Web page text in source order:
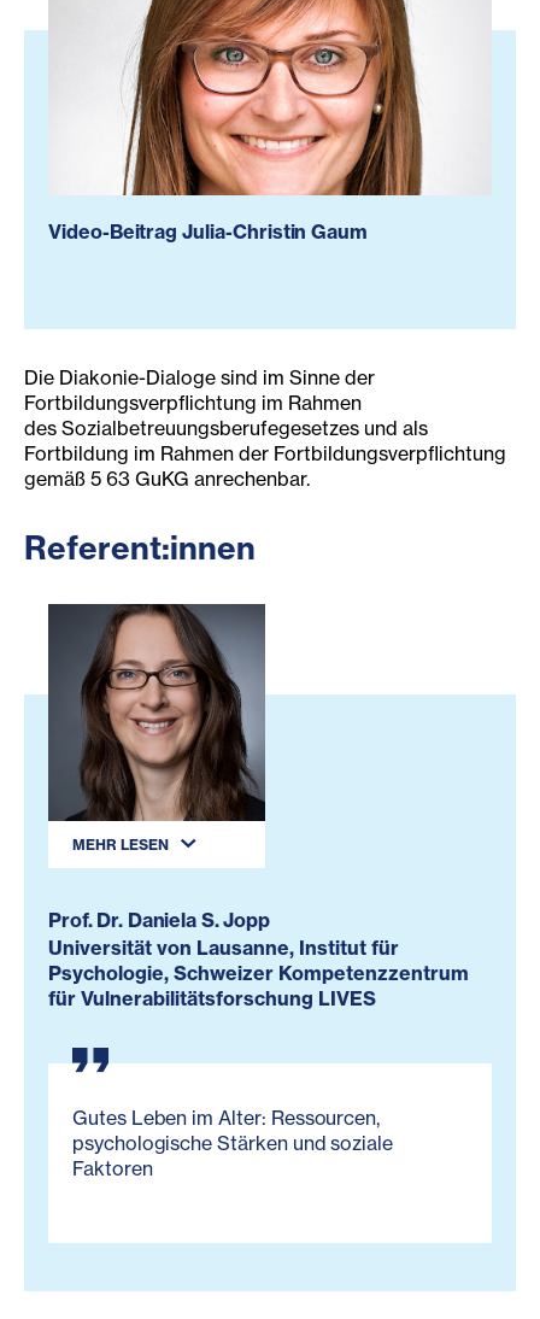
Video-Beitrag Julia-Christin Gaum
Die Diakonie-Dialoge sind im Sinne der
Fortbildungsverpflichtung im Rahmen
des Sozialbetreuungsberufegesetzes und als
Fortbildung im Rahmen der Fortbildungsverpflichtung
gemäß 5 63 GuKG anrechenbar.
Referent:innen
MEHR LESEN
Prof. Dr. Daniela S. Jopp
Universität von Lausanne, Institut für
Psychologie, Schweizer Kompetenzzentrum
für Vulnerabilitätsforschung LIVES
Gutes Leben im Alter: Ressourcen,
psychologische Stärken und soziale
Faktoren